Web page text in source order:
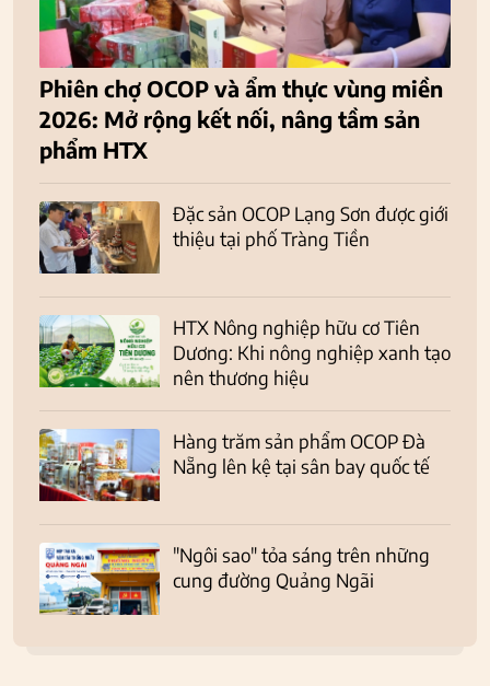
Phiên chợ OCOP và ẩm thực vùng miền
2026: Mở rộng kết nối, nâng tầm sản
phẩm HTX
Đặc sản OCOP Lạng Sơn được giới
thiệu tại phố Tràng Tiền
HTX Nông nghiệp hữu cơ Tiên
Dương: Khi nông nghiệp xanh tạo
nên thương hiệu
Hàng trăm sản phẩm OCOP Đà
Nẵng lên kệ tại sân bay quốc tế
"Ngôi sao" tỏa sáng trên những
cung đường Quảng Ngãi